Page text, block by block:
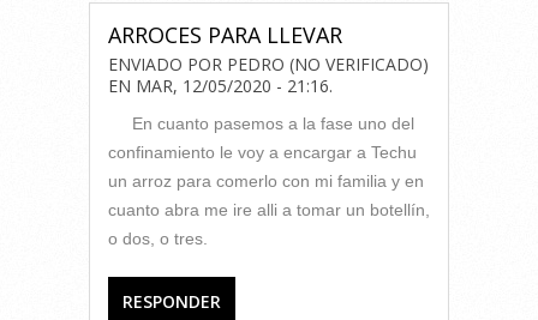
ARROCES PARA LLEVAR
ENVIADO POR PEDRO (NO VERIFICADO)
EN MAR, 12/05/2020 - 21:16.
En cuanto pasemos a la fase uno del
confinamiento le voy a encargar a Techu
un arroz para comerlo con mi familia y en
cuanto abra me ire alli a tomar un botellín,
o dos, o tres.
RESPONDER